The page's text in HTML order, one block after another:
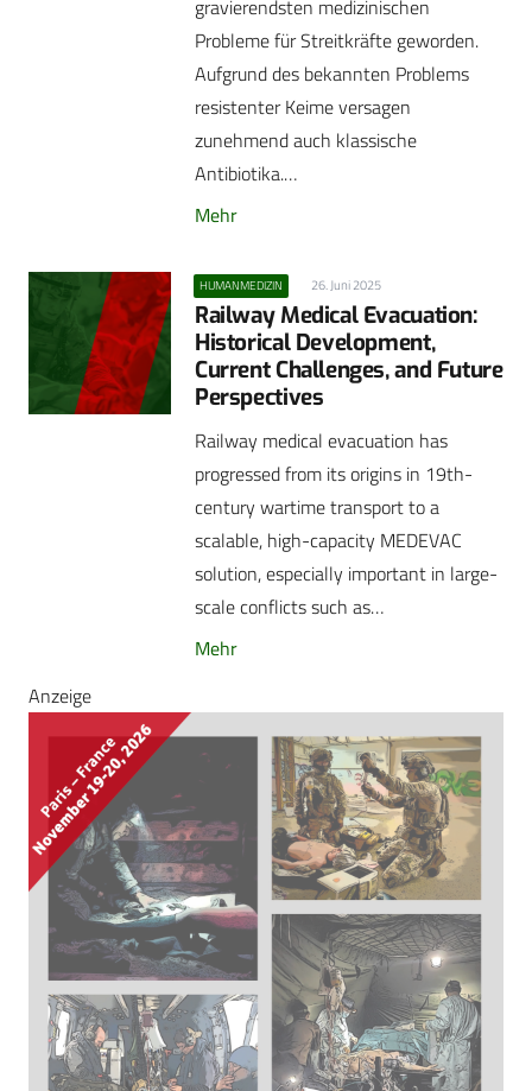
gravierendsten medizinischen
Probleme für Streitkräfte geworden.
Aufgrund des bekannten Problems
resistenter Keime versagen
zunehmend auch klassische
Antibiotika.…
Mehr
HUMANMEDIZIN 26. Juni 2025
Railway Medical Evacuation:
Historical Development,
Current Challenges, and Future
Perspectives
Railway medical evacuation has
progressed from its origins in 19th-
century wartime transport to a
scalable, high-capacity MEDEVAC
solution, especially important in large-
scale conflicts such as…
Mehr
Anzeige